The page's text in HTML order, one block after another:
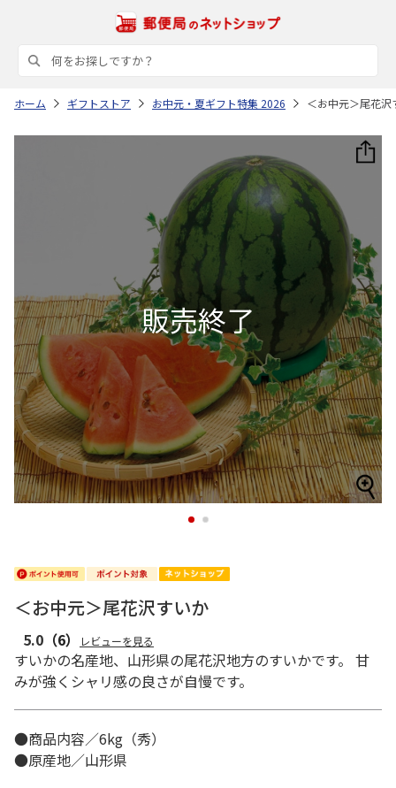
ホーム ギフトストア お中元・夏ギフト特集 2026 ＜お中元＞尾花沢
1 2
＜お中元＞尾花沢すいか
5.0 （6） レビューを見る
すいかの名産地、山形県の尾花沢地方のすいかです。 甘
みが強くシャリ感の良さが自慢です。
●商品内容／6kg（秀）
●原産地／山形県